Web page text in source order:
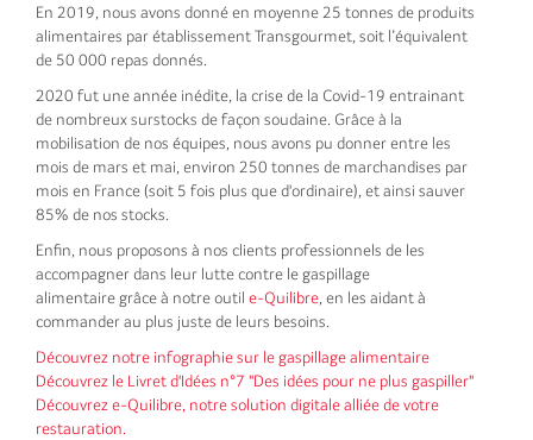
En 2019, nous avons donné en moyenne 25 tonnes de produits
alimentaires par établissement Transgourmet, soit l’équivalent
de 50 000 repas donnés.
2020 fut une année inédite, la crise de la Covid-19 entrainant
de nombreux surstocks de façon soudaine. Grâce à la
mobilisation de nos équipes, nous avons pu donner entre les
mois de mars et mai, environ 250 tonnes de marchandises par
mois en France (soit 5 fois plus que d'ordinaire), et ainsi sauver
85% de nos stocks.
Enfin, nous proposons à nos clients professionnels de les
accompagner dans leur lutte contre le gaspillage
alimentaire grâce à notre outil e-Quilibre , en les aidant à
commander au plus juste de leurs besoins.
Découvrez notre infographie sur le gaspillage alimentaire
Découvrez le Livret d'Idées n°7 "Des idées pour ne plus gaspiller"
Découvrez e-Quilibre, notre solution digitale alliée de votre
restauration.